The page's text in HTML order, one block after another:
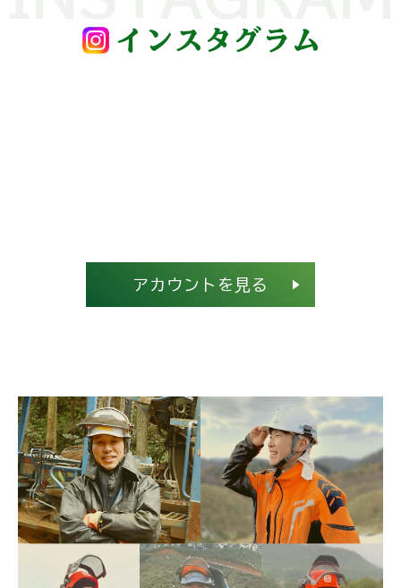
インスタグラム
アカウントを見る